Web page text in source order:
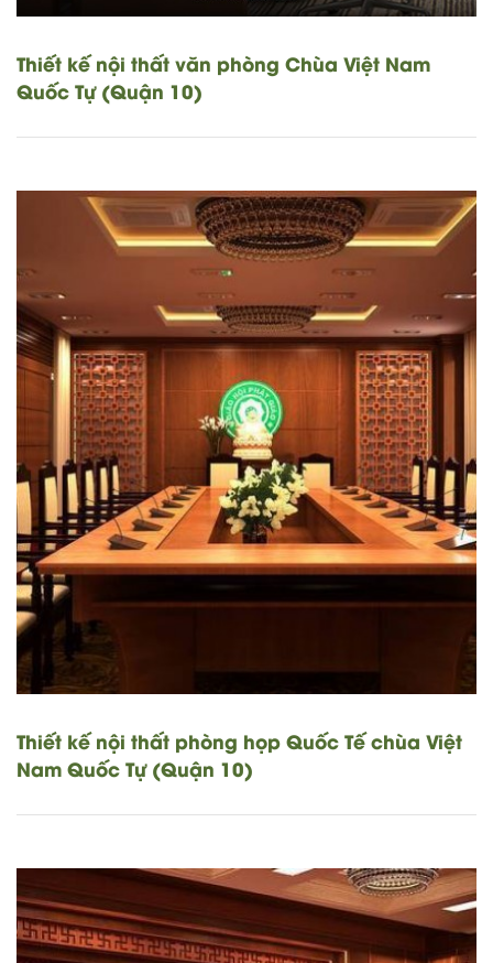
Thiết kế nội thất văn phòng Chùa Việt Nam
Quốc Tự (Quận 10)
Thiết kế nội thất phòng họp Quốc Tế chùa Việt
Nam Quốc Tự (Quận 10)